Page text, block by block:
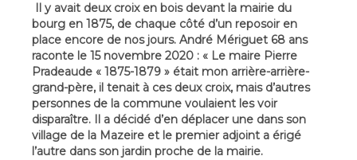
Il y avait deux croix en bois devant la mairie du
bourg en 1875, de chaque côté d’un reposoir en
place encore de nos jours. André Mériguet 68 ans
raconte le 15 novembre 2020 : « Le maire Pierre
Pradeaude « 1875-1879 » était mon arrière-arrière-
grand-père, il tenait à ces deux croix, mais d’autres
personnes de la commune voulaient les voir
disparaître. Il a décidé d’en déplacer une dans son
village de la Mazeire et le premier adjoint a érigé
l’autre dans son jardin proche de la mairie.